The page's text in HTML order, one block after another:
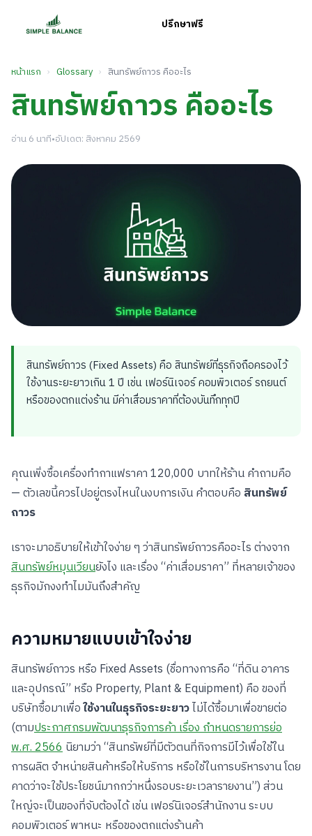
ปรึกษาฟรี
หน้าแรก › Glossary › สินทรัพย์ถาวร คืออะไร
สินทรัพย์ถาวร คืออะไร
อ่าน 6 นาที•อัปเดต: สิงหาคม 2569
สินทรัพย์ถาวร (Fixed Assets) คือ สินทรัพย์ที่ธุรกิจถือครองไว้
ใช้งานระยะยาวเกิน 1 ปี เช่น เฟอร์นิเจอร์ คอมพิวเตอร์ รถยนต์
หรือของตกแต่งร้าน มีค่าเสื่อมราคาที่ต้องบันทึกทุกปี
คุณเพิ่งซื้อเครื่องทำกาแฟราคา 120,000 บาทให้ร้าน คำถามคือ
— ตัวเลขนี้ควรไปอยู่ตรงไหนในงบการเงิน คำตอบคือ สินทรัพย์
ถาวร
เราจะมาอธิบายให้เข้าใจง่าย ๆ ว่าสินทรัพย์ถาวรคืออะไร ต่างจาก
สินทรัพย์หมุนเวียนยังไง และเรื่อง “ค่าเสื่อมราคา” ที่หลายเจ้าของ
ธุรกิจมักงงทำไมมันถึงสำคัญ
ความหมายแบบเข้าใจง่าย
สินทรัพย์ถาวร หรือ Fixed Assets (ชื่อทางการคือ “ที่ดิน อาคาร
และอุปกรณ์” หรือ Property, Plant & Equipment) คือ ของที่
บริษัทซื้อมาเพื่อใช้งานในธุรกิจระยะยาวไม่ได้ซื้อมาเพื่อขายต่อ
(ตามประกาศกรมพัฒนาธุรกิจการค้า เรื่อง กำหนดรายการย่อ
พ.ศ. 2566นิยามว่า “สินทรัพย์ที่มีตัวตนที่กิจการมีไว้เพื่อใช้ใน
การผลิต จำหน่ายสินค้าหรือให้บริการ หรือใช้ในการบริหารงาน โดย
คาดว่าจะใช้ประโยชน์มากกว่าหนึ่งรอบระยะเวลารายงาน”) ส่วน
ใหญ่จะเป็นของที่จับต้องได้ เช่น เฟอร์นิเจอร์สำนักงาน ระบบ
คอมพิวเตอร์ พาหนะ หรือของตกแต่งร้านค้า